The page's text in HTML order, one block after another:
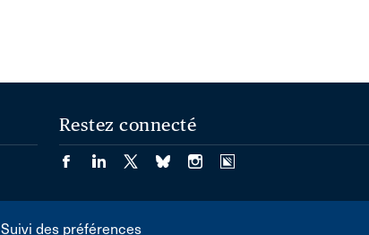
Restez connecté
Suivi des préférences